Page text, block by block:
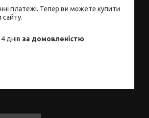
платежі. Тепер ви можете купити
днів за домовленістю